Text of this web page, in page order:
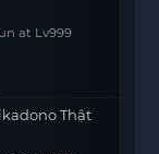
at Lv999
Thật